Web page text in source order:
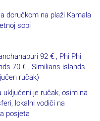
na plaži Kamala
sobi
92 € , Phi Phi
70 € , Similians islands
ručak)
je ručak, osim na
lokalni vodiči na
posjeta